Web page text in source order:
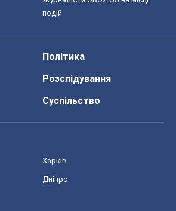
подій
Політика
Розслідування
Суспільство
Харків
Дніпро